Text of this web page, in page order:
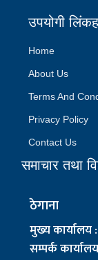
उपयोगी
Home
About Us
Terms And
Privacy Policy
Contact Us
समाचार तथा
ठेगाना
मुख्य कार्यालय
सम्पर्क